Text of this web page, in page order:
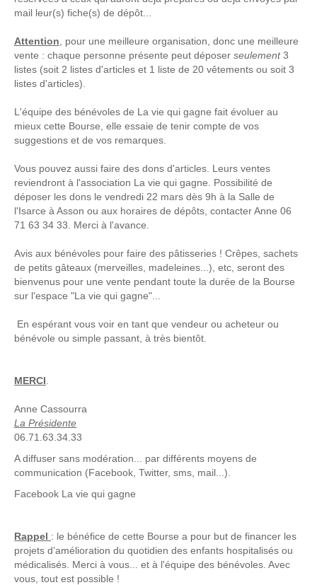
mail leur(s) fiche(s) de dépôt...
Attention , pour une meilleure organisation, donc une meilleure
vente : chaque personne présente peut déposer seulement3
listes (soit 2 listes d'articles et 1 liste de 20 vêtements ou soit 3
listes d'articles).
L'équipe des bénévoles de La vie qui gagne fait évoluer au
mieux cette Bourse, elle essaie de tenir compte de vos
suggestions et de vos remarques.
Vous pouvez aussi faire des dons d'articles. Leurs ventes
reviendront à l'association La vie qui gagne. Possibilité de
déposer les dons le vendredi 22 mars dès 9h à la Salle de
l'Isarce à Asson ou aux horaires de dépôts, contacter Anne 06
71 63 34 33. Merci à l'avance.
Avis aux bénévoles pour faire des pâtisseries ! Crêpes, sachets
de petits gâteaux (merveilles, madeleines...), etc, seront des
bienvenus pour une vente pendant toute la durée de la Bourse
sur l'espace "La vie qui gagne"...
En espérant vous voir en tant que vendeur ou acheteur ou
bénévole ou simple passant, à très bientôt.
MERCI
Anne Cassourra
La Présidente
06.71.63.34.33
A diffuser sans modération... par différents moyens de
communication (Facebook, Twitter, sms, mail...).
Facebook La vie qui gagne
Rappel : le bénéfice de cette Bourse a pour but de financer les
projets d’amélioration du quotidien des enfants hospitalisés ou
médicalisés. Merci à vous... et à l'équipe des bénévoles. Avec
vous, tout est possible !